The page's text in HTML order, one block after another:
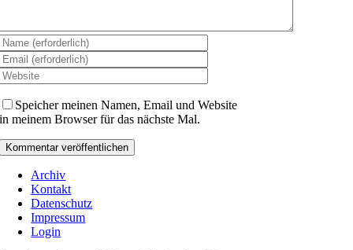
Speicher meinen Namen, Email und Website
in meinem Browser für das nächste Mal.
Archiv
Kontakt
Datenschutz
Impressum
Login